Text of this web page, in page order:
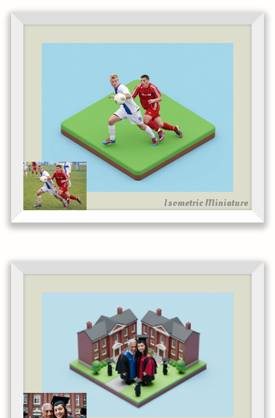
Isometric Miniature